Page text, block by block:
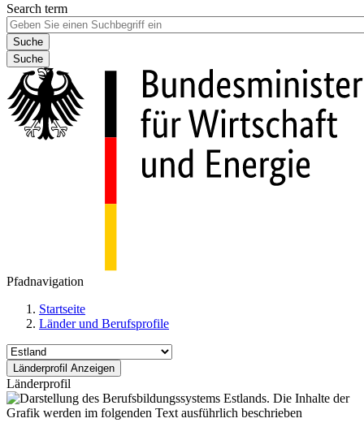
Search term
Suche
Pfadnavigation
Startseite
Länder und Berufsprofile
Länderprofil